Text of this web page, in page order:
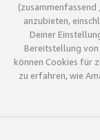
(zusammenfassend
anzubieten,
Deiner
Bereitstellung von
können Cookies für
zu erfahren, wie